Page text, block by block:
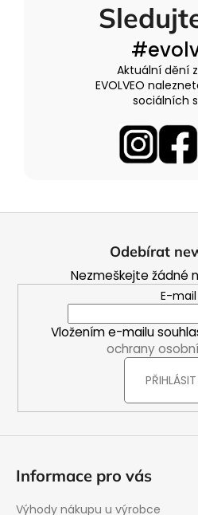
Aktuální dění
EVOLVEO
sociálních
Odebírat
Nezmeškejte žádné
E-mail
Vložením e-mailu
ochrany
PŘIHLÁSIT
Informace pro vás
Výhody nákupu u výrobce